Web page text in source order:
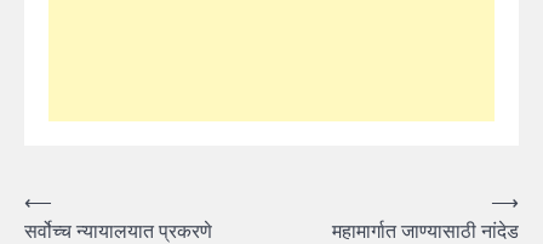
Post
⟵
सर्वोच्च न्यायालयात प्रकरणे
महामार्गात जाण्यासाठी नांदेड
⟶